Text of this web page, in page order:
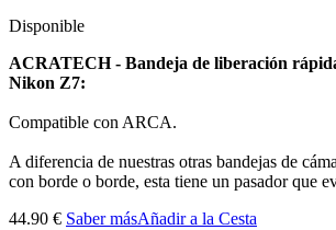
Disponible
ACRATECH - Bandeja de liberación
Nikon Z7:
Compatible con ARCA.
A diferencia de nuestras otras bandejas de
con borde o borde, esta tiene un pasador que
44.90 € Saber másAñadir a la Cesta